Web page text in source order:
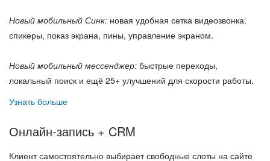
Новый мобильный Синк: новая удобная сетка видеозвонка:
спикеры, показ экрана, пины, управление экраном.
Новый мобильный мессенджер: быстрые переходы,
локальный поиск и ещё 25+ улучшений для скорости работы.
Узнать больше
Онлайн-запись + CRM
Клиент самостоятельно выбирает свободные слоты на сайте